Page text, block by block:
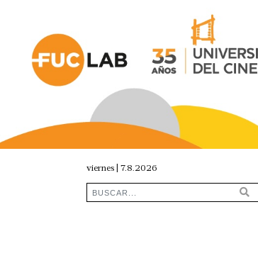
viernes | 7.8.2026